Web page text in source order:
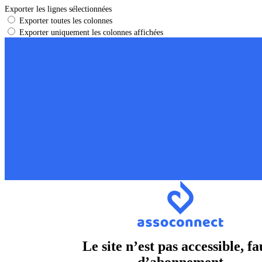
Exporter les lignes sélectionnées
Exporter toutes les colonnes
Exporter uniquement les colonnes affichées
Le site n’est pas accessible,